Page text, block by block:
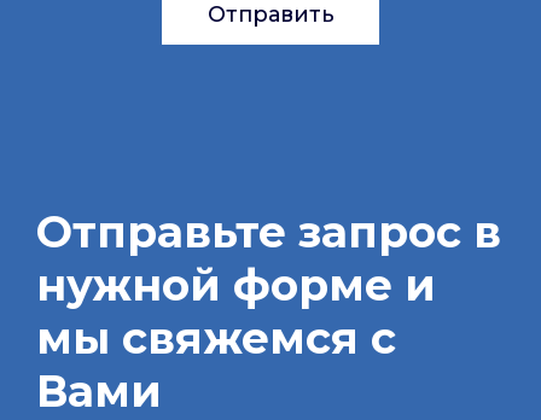
Отправить
Отправьте запрос в
нужной форме и
мы свяжемся с
Вами